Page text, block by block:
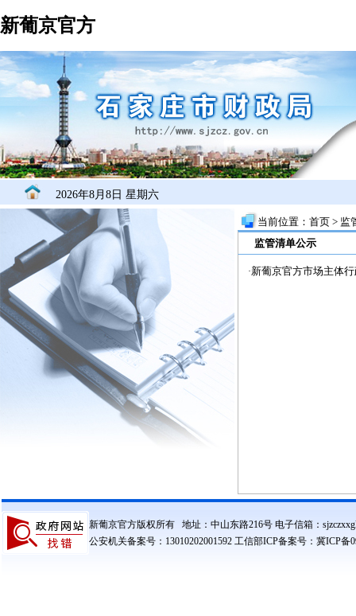
新葡京官方
2026年8月8日 星期六
当前位置： 首页 > 监
监管清单公示
·新葡京官方市场主体
新葡京官方版权所有 地址：中山东路216号 电子信箱：
公安机关备案号：13010202001592 工信部ICP备案号：冀ICP备